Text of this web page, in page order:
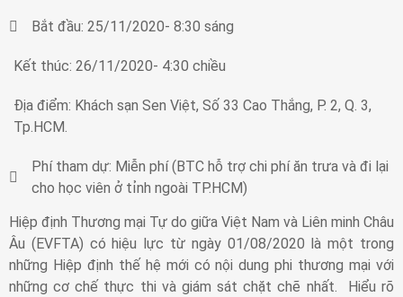
Bắt đầu: 25/11/2020- 8:30 sáng
Kết thúc: 26/11/2020- 4:30 chiều
Địa điểm: Khách sạn Sen Việt, Số 33 Cao Thắng, P. 2, Q. 3,
Tp.HCM.
Phí tham dự: Miễn phí (BTC hỗ trợ chi phí ăn trưa và đi lại
cho học viên ở tỉnh ngoài TP.HCM)
Hiệp định Thương mại Tự do giữa Việt Nam và Liên minh Châu
Âu (EVFTA) có hiệu lực từ ngày 01/08/2020 là một trong
những Hiệp định thế hệ mới có nội dung phi thương mại với
những cơ chế thực thi và giám sát chặt chẽ nhất. Hiểu rõ